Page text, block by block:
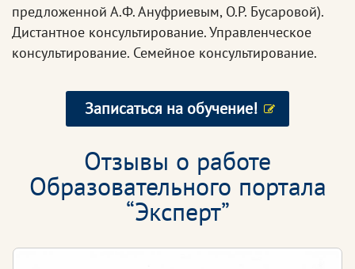
предложенной А.Ф. Ануфриевым, О.Р. Бусаровой).
Дистантное консультирование. Управленческое
консультирование. Семейное консультирование.
Записаться на обучение!
Отзывы о работе
Образовательного портала
“Эксперт”